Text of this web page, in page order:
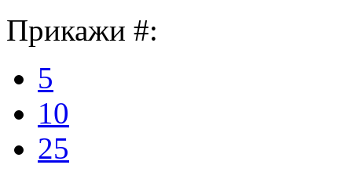
Прикажи #:
5
10
25